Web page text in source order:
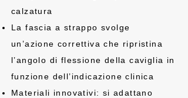
calzatura
La fascia a strappo svolge
un’azione correttiva che ripristina
l’angolo di flessione della caviglia in
funzione dell’indicazione clinica
Materiali innovativi: si adattano